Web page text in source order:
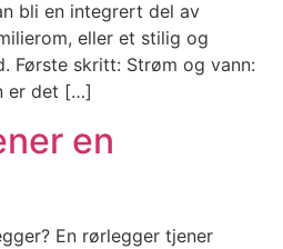
bli en integrert del av
eller et stilig og
Første skritt: Strøm og vann:
er det […]
en
En rørlegger tjener